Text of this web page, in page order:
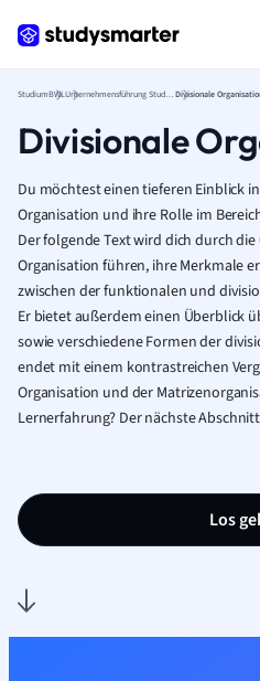
StudiumBWL Unternehmensführung StudiumDivisionale
Divisionale
Du möchtest einen tieferen Einblick
Organisation und ihre Rolle im
Der folgende Text wird dich durch
Organisation führen, ihre Merkmale
zwischen der funktionalen und
Er bietet außerdem einen Überblick
sowie verschiedene Formen der
endet mit einem kontrastreichen
Organisation und der
Lernerfahrung? Der nächste
Los